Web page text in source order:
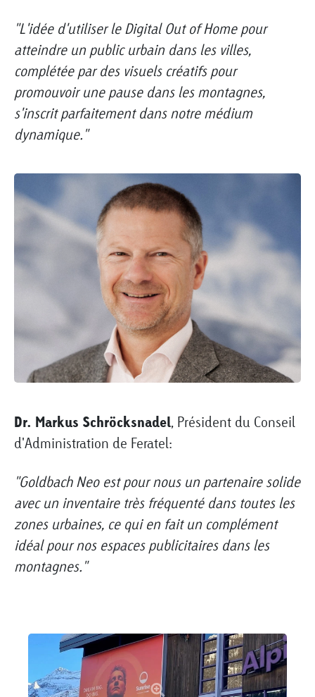
"L'idée d'utiliser le Digital Out of Home pour
atteindre un public urbain dans les villes,
complétée par des visuels créatifs pour
promouvoir une pause dans les montagnes,
s'inscrit parfaitement dans notre médium
dynamique."
Dr. Markus Schröcksnadel, Président du Conseil
d'Administration de Feratel:
"Goldbach Neo est pour nous un partenaire solide
avec un inventaire très fréquenté dans toutes les
zones urbaines, ce qui en fait un complément
idéal pour nos espaces publicitaires dans les
montagnes."